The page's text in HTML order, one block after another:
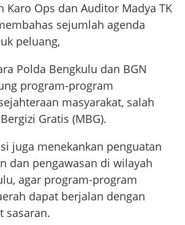
Karo Ops dan Auditor Madya TK
sejumlah agenda
peluang,
Polda Bengkulu dan BGN
program-program
masyarakat, salah
Gratis (MBG).
juga menekankan penguatan
dan pengawasan di wilayah
agar program-program
dapat berjalan dengan
sasaran.